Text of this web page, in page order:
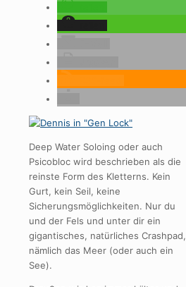
Deep Water Soloing oder auch
Psicobloc wird beschrieben als die
reinste Form des Kletterns. Kein
Gurt, kein Seil, keine
Sicherungsmöglichkeiten. Nur du
und der Fels und unter dir ein
gigantisches, natürliches Crashpad,
nämlich das Meer (oder auch ein
See).